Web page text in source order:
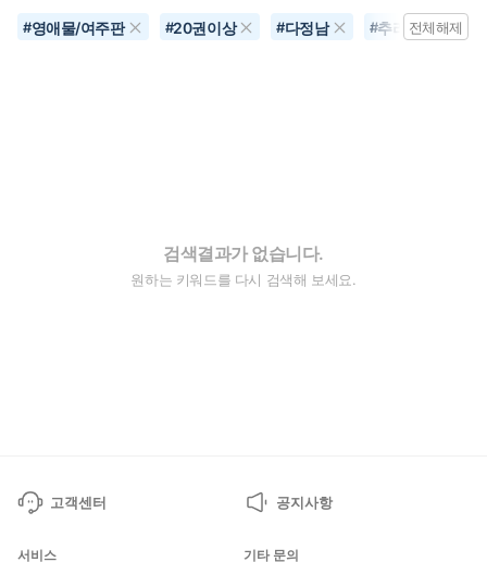
#영애물/여주판 #20권이상 #다정남 #추리물전체해제
검색결과가 없습니다.
원하는 키워드를 다시 검색해 보세요.
고객센터 공지사항
서비스 기타 문의